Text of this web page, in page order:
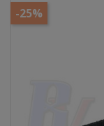
-25%